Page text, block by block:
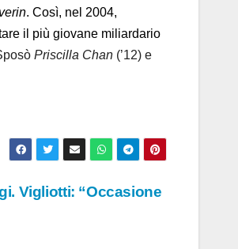
. Così, nel 2004,
il più giovane miliardario
Priscilla Chan (’12) e
Vigliotti: “Occasione